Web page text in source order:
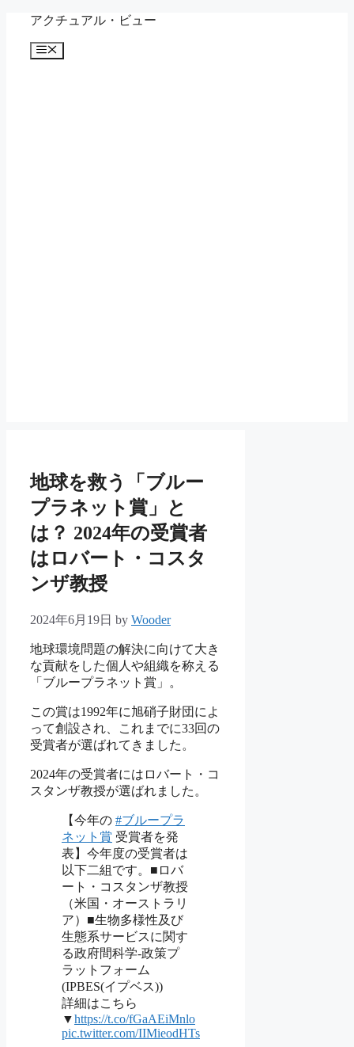
アクチュアル・ビュー
メ
地球を救う「ブルー
プラネット賞」と
は？ 2024年の受賞者
はロバート・コスタ
ンザ教授
2024年6月19日 by Wooder
地球環境問題の解決に向けて大き
な貢献をした個人や組織を称える
「ブループラネット賞」。
この賞は1992年に旭硝子財団によ
って創設され、これまでに33回の
受賞者が選ばれてきました。
2024年の受賞者にはロバート・コ
スタンザ教授が選ばれました。
【今年の #ブループラ
ネット賞 受賞者を発
表】今年度の受賞者は
以下二組です。■ロバ
ート・コスタンザ教授
（米国・オーストラリ
ア）■生物多様性及び
生態系サービスに関す
る政府間科学-政策プ
ラットフォーム
(IPBES(イプベス))
詳細はこちら
▼https://t.co/fGaAEiMnlo
pic.twitter.com/IIMieodHTs